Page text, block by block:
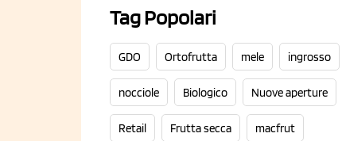
Tag Popolari
GDO Ortofrutta mele ingrosso
nocciole Biologico Nuove aperture
Retail Frutta secca macfrut